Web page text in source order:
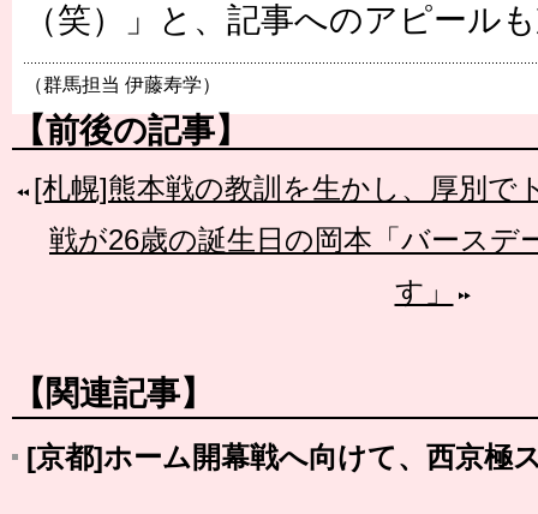
（笑）」と、記事へのアピール
（群馬担当 伊藤寿学）
【前後の記事】
[札幌]熊本戦の教訓を生かし、厚別で
戦が26歳の誕生日の岡本「バースデ
す」
【関連記事】
[京都]ホーム開幕戦へ向けて、西京極